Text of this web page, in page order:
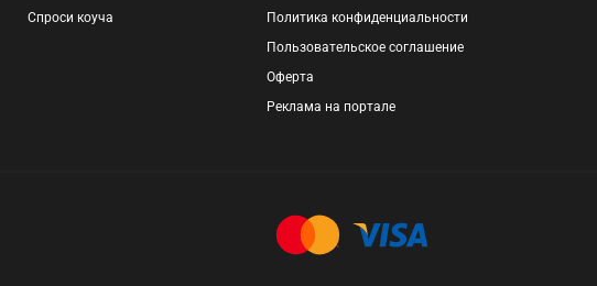
Спроси коуча
Политика конфиденциальности
Пользовательское соглашение
Оферта
Реклама на портале